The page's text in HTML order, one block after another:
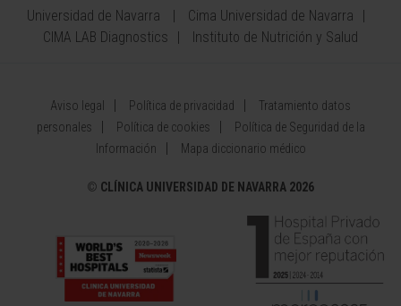
Universidad de Navarra
Cima Universidad de Navarra
CIMA LAB Diagnostics
Instituto de Nutrición y Salud
Aviso legal Política de privacidad
Tratamiento datos
personales
Política de cookies
Política de Seguridad de la
Información
Mapa diccionario médico
© CLÍNICA UNIVERSIDAD DE NAVARRA 2026